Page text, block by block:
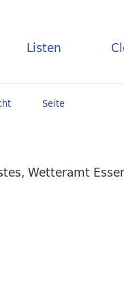
Listen
Seite
Wetteramt